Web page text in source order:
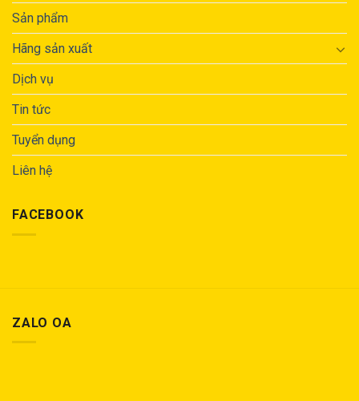
Sản phẩm
Hãng sản xuất
Dịch vụ
Tin tức
Tuyển dụng
Liên hệ
FACEBOOK
ZALO OA